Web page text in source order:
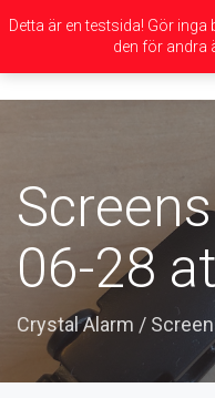
navigation
06-28
Crystal Alarm /
Detta är en testsida! Gör
den för andra